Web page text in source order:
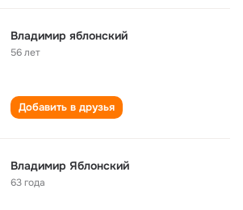
Владимир яблонский
56 лет
Добавить в друзья
Владимир Яблонский
63 года